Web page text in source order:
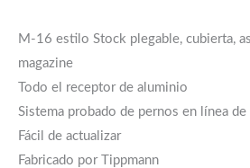
M-16 estilo Stock plegable, cubierta,
magazine
Todo el receptor de aluminio
Sistema probado de pernos en línea de
Fácil de actualizar
Fabricado por Tippmann